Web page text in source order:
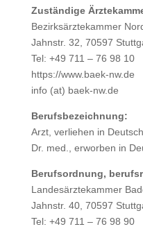
Zuständige
Bezirksärztekammer
Jahnstr. 32, 70597
Tel: +49 711 – 76 98 10
https://www.baek-nw.de
info (at) baek-nw.de
Berufsbezeichnung:
Arzt, verliehen in
Dr. med., erworben in
Berufsordnung,
Landesärztekammer
Jahnstr. 40, 70597
Tel: +49 711 – 76 98 90